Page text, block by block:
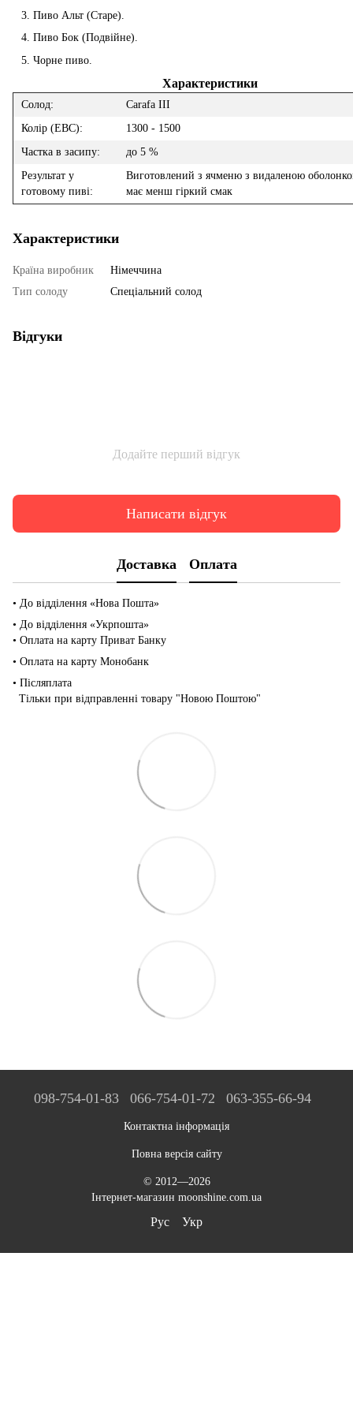
Пиво Альт (Старе).
Пиво Бок (Подвійне).
Чорне пиво.
Характеристики
Солод:
Сarafa III
Колір (EBC):
1300 - 1500
Частка в засипу:
до 5 %
Результат у
готовому пиві:
Виготовлений з ячменю з видаленою
має менш гіркий смак
Характеристики
Країна виробник
Німеччина
Тип солоду
Спеціальний солод
Відгуки
Додайте перший відгук
Написати відгук
Доставка Оплата
• До відділення «Нова Пошта»
• До відділення «Укрпошта»
• Оплата на карту Приват Банку
• Оплата на карту Монобанк
• Післяплата
Тільки при відправленні товару "Новою Поштою"
098-754-01-83 066-754-01-72 063-355-66-94
Контактна інформація
Повна версія сайту
© 2012—2026
Інтернет-магазин moonshine.com.ua
Рус Укр